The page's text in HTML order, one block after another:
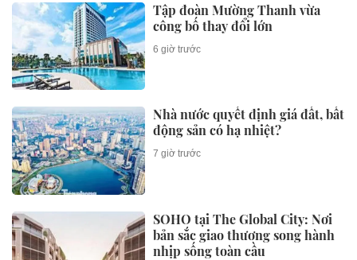
Tập đoàn Mường Thanh vừa
công bố thay đổi lớn
6 giờ trước
Nhà nước quyết định giá đất, bất
động sản có hạ nhiệt?
7 giờ trước
SOHO tại The Global City: Nơi
bản sắc giao thương song hành
nhịp sống toàn cầu